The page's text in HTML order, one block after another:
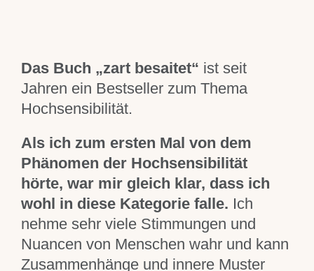
Über mich
Kontakt
Das Buch „zart besaitet“ ist seit
Jahren ein Bestseller zum Thema
Hochsensibilität.
Als ich zum ersten Mal von dem
Phänomen der Hochsensibilität
hörte, war mir gleich klar, dass ich
wohl in diese Kategorie falle. Ich
nehme sehr viele Stimmungen und
Nuancen von Menschen wahr und kann
Zusammenhänge und innere Muster